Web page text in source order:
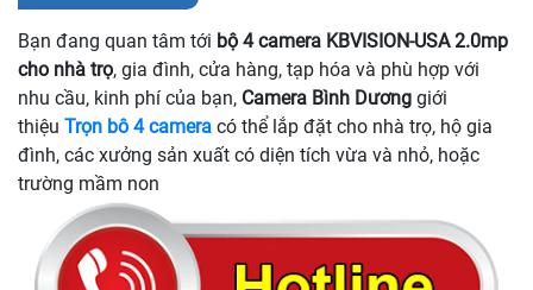
Bạn đang quan tâm tới bộ 4 camera KBVISION-USA 2.0mp
cho nhà trọ, gia đình, cửa hàng, tạp hóa và phù hợp với
nhu cầu, kinh phí của bạn, Camera Bình Dương giới
thiệu Trọn bô 4 camera có thể lắp đặt cho nhà trọ, hộ gia
đình, các xưởng sản xuất có diện tích vừa và nhỏ, hoặc
trường mầm non